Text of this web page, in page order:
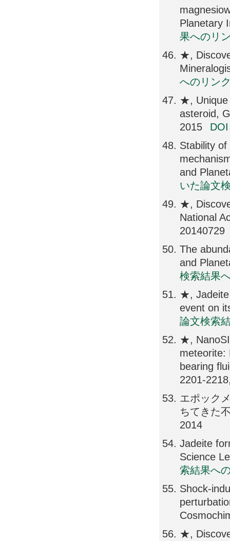
Planetary
果へのリ
★,
へのリン
★, Unique
asteroid,
2015
Stability
and
いた論文
★,
National
20140729
The
and
検索結果
★, Jadeite
event on
論文検索
★,
meteorite:
bearing
2201-
エポック
ちてきた
2014
Jadeite
Science
索結果へ
Shock-
★,